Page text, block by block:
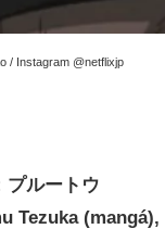
/ Instagram @netflixjp
ルートウ
Tezuka (mangá),